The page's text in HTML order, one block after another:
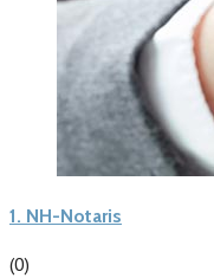
1. NH-Notaris
(0)